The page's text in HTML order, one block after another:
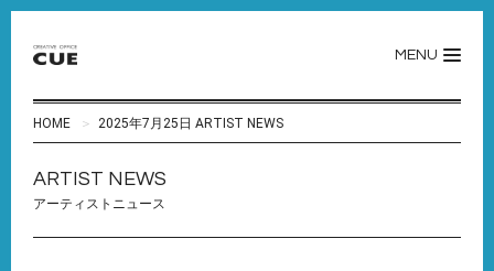
MENU
HOME 2025年7月25日 ARTIST NEWS
ARTIST NEWS
アーティストニュース